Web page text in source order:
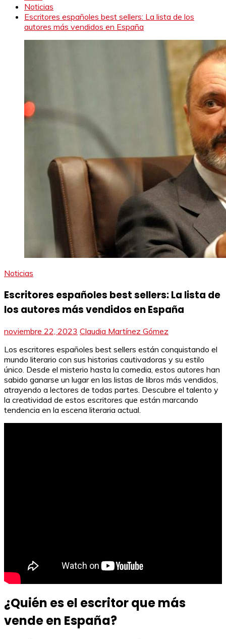
Noticias
Escritores españoles best sellers: La lista de los
autores más vendidos en España
Noticias
Escritores españoles best sellers: La lista de
los autores más vendidos en España
noviembre 22, 2023 Claudia Martínez Gómez
Los escritores españoles best sellers están conquistando el
mundo literario con sus historias cautivadoras y su estilo
único. Desde el misterio hasta la comedia, estos autores han
sabido ganarse un lugar en las listas de libros más vendidos,
atrayendo a lectores de todas partes. Descubre el talento y
la creatividad de estos escritores que están marcando
tendencia en la escena literaria actual.
¿Quién es el escritor que más
vende en España?